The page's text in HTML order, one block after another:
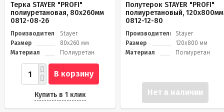
Терка STAYER "PROFI"
полиуретановая, 80x260мм
0812-08-26
Производитель
Stayer
Размер
80x260 мм
Материал
Полиуретан
В корзину
Купить в 1 клик
Полутерок STAYER "PROFI"
полиуретановый, 120x800мм
0812-12-80
Производитель
Stayer
Размер
120x800 мм
Материал
Полиуретан
Нет в наличии